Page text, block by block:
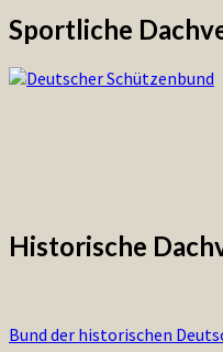
Sportliche
Historische
Bund der historischen